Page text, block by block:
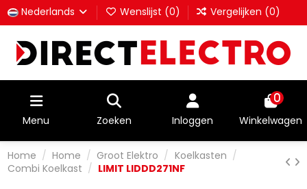
Nederlands Wenslijst (0) Vergelijken (0)
Menu Zoeken Inloggen
0
Winkelwagen
Home Home Groot Elektro
Koelkasten
Combi Koelkast
LIMIT LIDDD271NF